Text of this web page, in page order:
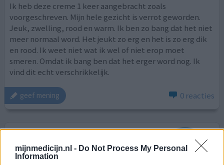
mijnmedicijn.nl - Do Not Process My Personal
Information
Ik heb deze creme 1 keer aangebracht zoals
voorgeschreven. Mijn hele gezicht is verrot geworden.
Jeuk, zwelling, rood en warm. Ik ben zo bang dat het niet
meer normaal word. Het jeukt zo erg en het is zo erg dik
en rood. Ik weet niet wat ik wel of niet erop moet
smeren. Omdat ik bang ben dat het erger word nog. Ik
vind dit echt verschrikkelijk.
geef mening 0 reacties
Benzoylperoxide Hydrogel
13-06-2010 | Vrouw
benzoylperoxide